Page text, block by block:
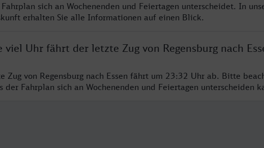
sich an Wochenenden und Feiertagen unterscheidet. In
erhalten Sie alle Informationen auf einen Blick.
viel Uhr fährt der letzte Zug von Regensburg nach
Zug von Regensburg nach Essen fährt um 23:32 Uhr ab. Bitte
der Fahrplan sich an Wochenenden und Feiertagen unterscheiden